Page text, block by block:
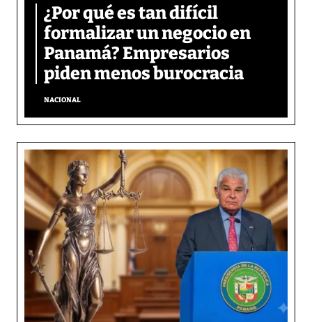
¿Por qué es tan difícil
formalizar un negocio en
Panamá? Empresarios
piden menos burocracia
NACIONAL